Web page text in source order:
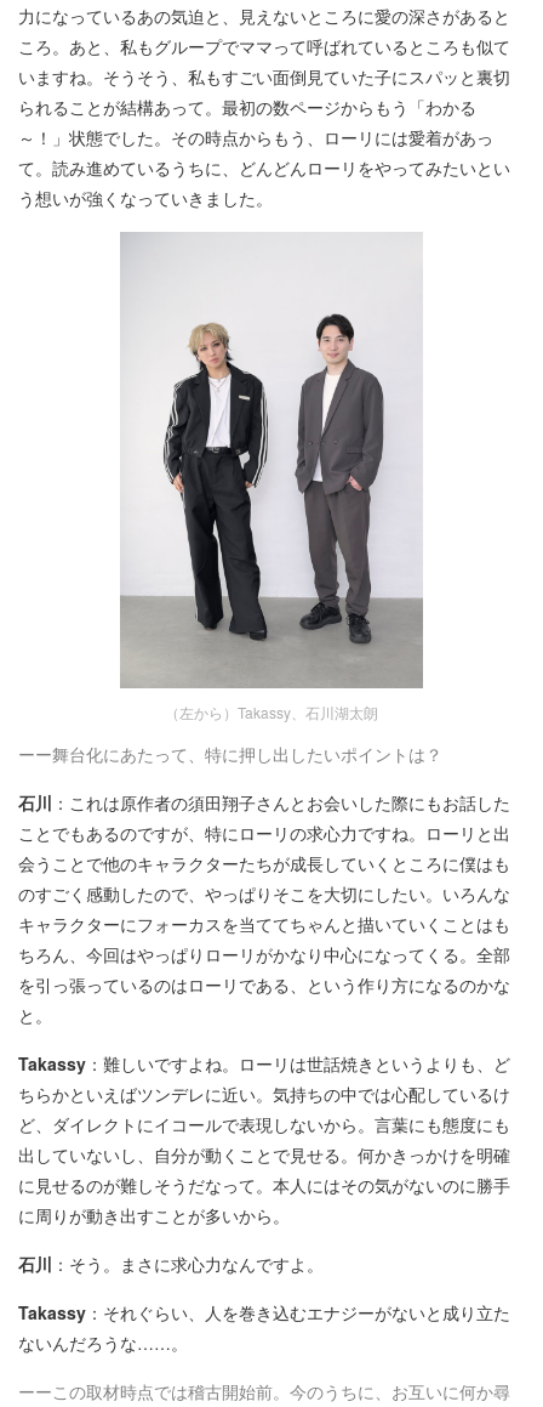
力になっているあの気迫と、見えないところに愛の深さがあると
ころ。あと、私もグループでママって呼ばれているところも似て
いますね。そうそう、私もすごい面倒見ていた子にスパッと裏切
られることが結構あって。最初の数ページからもう「わかる
～！」状態でした。その時点からもう、ローリには愛着があっ
て。読み進めているうちに、どんどんローリをやってみたいとい
う想いが強くなっていきました。
（左から）Takassy、石川湖太朗
ーー舞台化にあたって、特に押し出したいポイントは？
石川 ：これは原作者の須田翔子さんとお会いした際にもお話した
ことでもあるのですが、特にローリの求心力ですね。ローリと出
会うことで他のキャラクターたちが成長していくところに僕はも
のすごく感動したので、やっぱりそこを大切にしたい。いろんな
キャラクターにフォーカスを当ててちゃんと描いていくことはも
ちろん、今回はやっぱりローリがかなり中心になってくる。全部
を引っ張っているのはローリである、という作り方になるのかな
と。
Takassy ：難しいですよね。ローリは世話焼きというよりも、ど
ちらかといえばツンデレに近い。気持ちの中では心配しているけ
ど、ダイレクトにイコールで表現しないから。言葉にも態度にも
出していないし、自分が動くことで見せる。何かきっかけを明確
に見せるのが難しそうだなって。本人にはその気がないのに勝手
に周りが動き出すことが多いから。
石川 ：そう。まさに求心力なんですよ。
Takassy ：それぐらい、人を巻き込むエナジーがないと成り立た
ないんだろうな……。
ーーこの取材時点では稽古開始前。今のうちに、お互いに何か尋